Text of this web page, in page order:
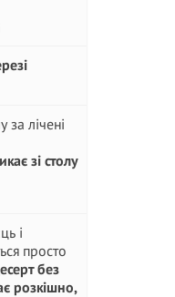
зі столу
без
розкішно,